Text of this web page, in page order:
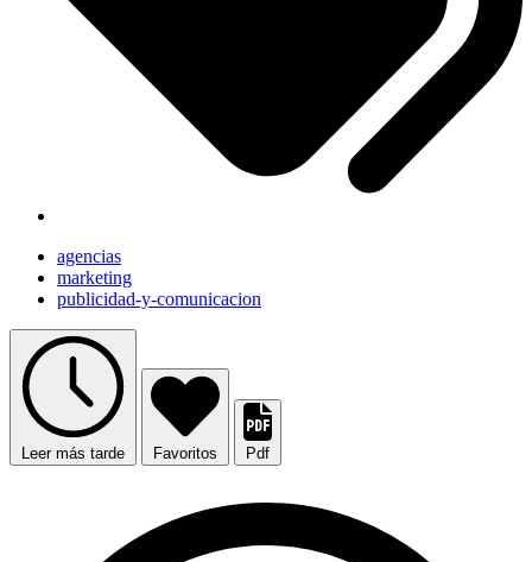
agencias
marketing
publicidad-y-comunicacion
Leer más tarde Favoritos Pdf